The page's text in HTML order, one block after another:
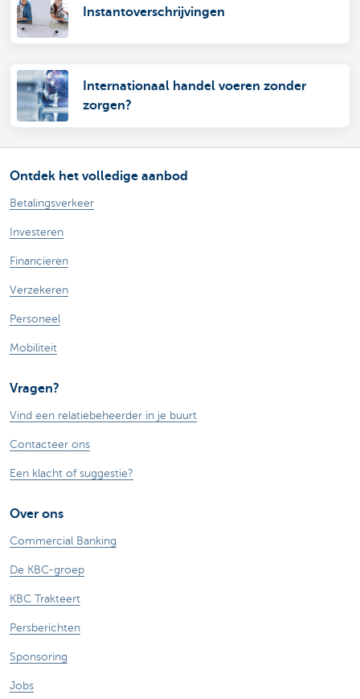
Instantoverschrijvingen
Internationaal handel voeren zonder
zorgen?
Ontdek het volledige aanbod
Betalingsverkeer
Investeren
Financieren
Verzekeren
Personeel
Mobiliteit
Vragen?
Vind een relatiebeheerder in je buurt
Contacteer ons
Een klacht of suggestie?
Over ons
Commercial Banking
De KBC-groep
KBC Trakteert
Persberichten
Sponsoring
Jobs